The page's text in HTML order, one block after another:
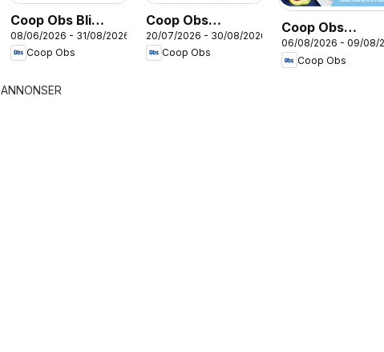
Coop Obs Bli
sommerklar
08/06/2026 - 31/08/2026
Coop Obs
Coop Obs
Skolestart
20/07/2026 - 30/08/2026
Coop Obs
Coop Obs
kundeavis
06/08/2026 - 09/08/
Coop Obs
ANNONSER